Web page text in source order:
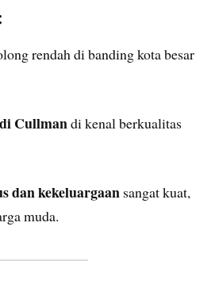
rendah di banding kota besar
Cullmandi kenal berkualitas
dan kekeluargaan sangat kuat,
muda.